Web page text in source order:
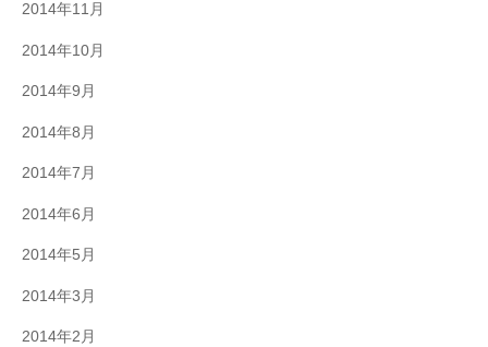
2014年11月
2014年10月
2014年9月
2014年8月
2014年7月
2014年6月
2014年5月
2014年3月
2014年2月